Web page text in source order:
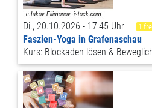
Di., 20.10.2026 - 17:45 Uhr 1
Faszien-Yoga in Grafenaschau
Kurs: Blockaden lösen &